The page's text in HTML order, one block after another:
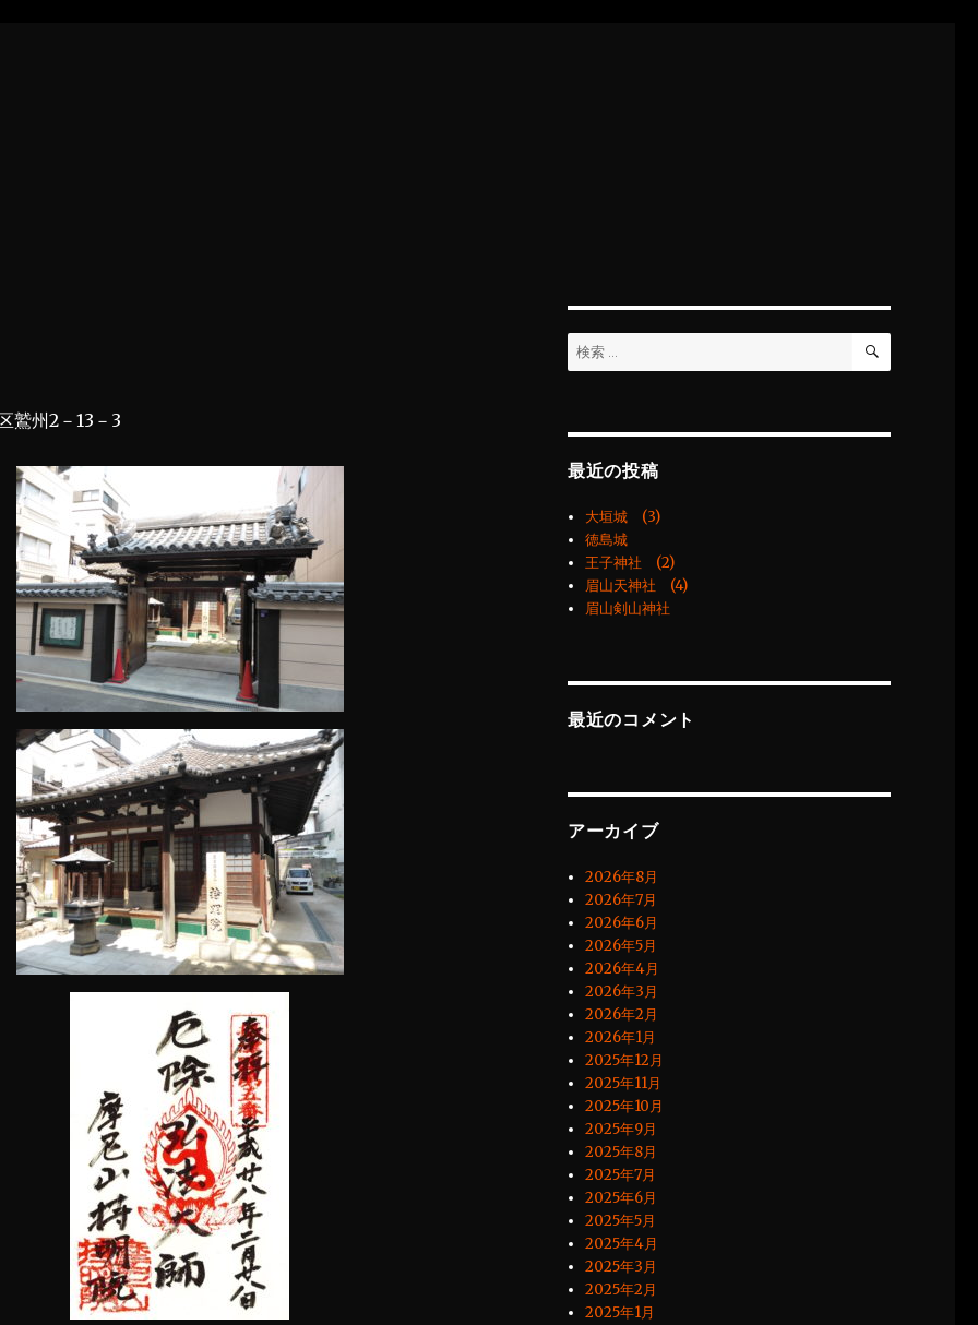
鷲州2－13－3
検
索:
検
最近の投稿
大垣城 (3)
徳島城
王子神社 (2)
眉山天神社 (4)
眉山剣山神社
最近のコメント
アーカイブ
2026年8月
2026年7月
2026年6月
2026年5月
2026年4月
2026年3月
2026年2月
2026年1月
2025年12月
2025年11月
2025年10月
2025年9月
2025年8月
2025年7月
2025年6月
2025年5月
2025年4月
2025年3月
2025年2月
2025年1月